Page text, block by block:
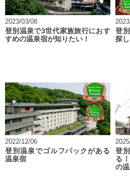
2023/03/08
登別温泉で3世代家族旅行におす
すめの温泉宿が知りたい！
登
探し
2022/12/06
登別温泉でゴルフパックがある
温泉宿
登
る
の